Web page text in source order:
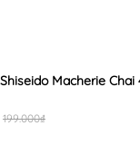
Macherie Chai
199.000₫